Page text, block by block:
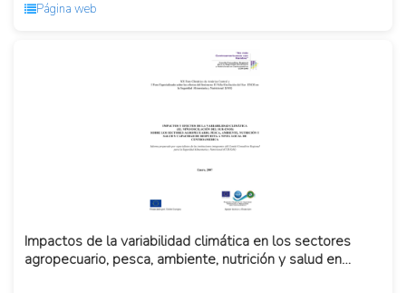
Página web
Impactos de la variabilidad climática en los sectores
agropecuario, pesca, ambiente, nutrición y salud en